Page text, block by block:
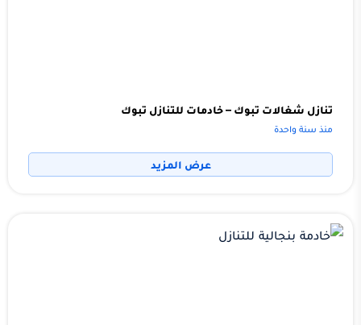
تنازل شغالات تبوك – خادمات للتنازل تبوك
منذ سنة واحدة
عرض المزيد